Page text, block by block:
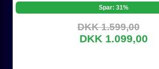
Spar: 31%
DKK 1.599,00
DKK 1.099,00